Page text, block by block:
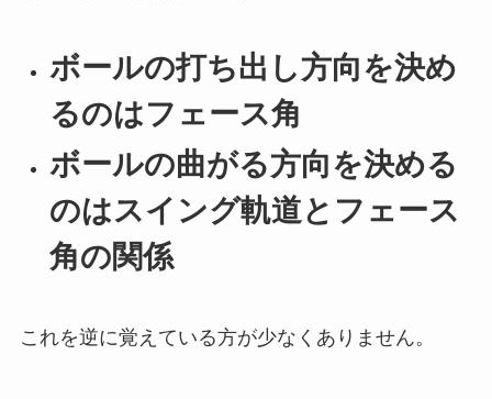
ボールの打ち出し方向を決め
るのはフェース角
ボールの曲がる方向を決める
のはスイング軌道とフェース
角の関係
これを逆に覚えている方が少なくありません。